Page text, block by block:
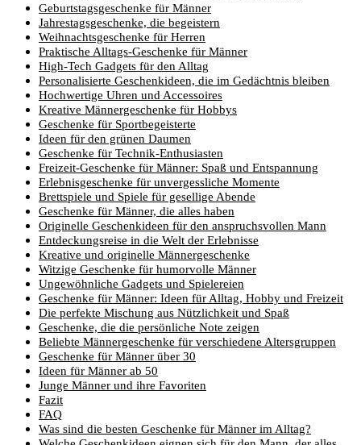
Geburtstagsgeschenke für Männer
Jahrestagsgeschenke, die begeistern
Weihnachtsgeschenke für Herren
Praktische Alltags-Geschenke für Männer
High-Tech Gadgets für den Alltag
Personalisierte Geschenkideen, die im Gedächtnis bleiben
Hochwertige Uhren und Accessoires
Kreative Männergeschenke für Hobbys
Geschenke für Sportbegeisterte
Ideen für den grünen Daumen
Geschenke für Technik-Enthusiasten
Freizeit-Geschenke für Männer: Spaß und Entspannung
Erlebnisgeschenke für unvergessliche Momente
Brettspiele und Spiele für gesellige Abende
Geschenke für Männer, die alles haben
Originelle Geschenkideen für den anspruchsvollen Mann
Entdeckungsreise in die Welt der Erlebnisse
Kreative und originelle Männergeschenke
Witzige Geschenke für humorvolle Männer
Ungewöhnliche Gadgets und Spielereien
Geschenke für Männer: Ideen für Alltag, Hobby und Freizeit
Die perfekte Mischung aus Nützlichkeit und Spaß
Geschenke, die die persönliche Note zeigen
Beliebte Männergeschenke für verschiedene Altersgruppen
Geschenke für Männer über 30
Ideen für Männer ab 50
Junge Männer und ihre Favoriten
Fazit
FAQ
Was sind die besten Geschenke für Männer im Alltag?